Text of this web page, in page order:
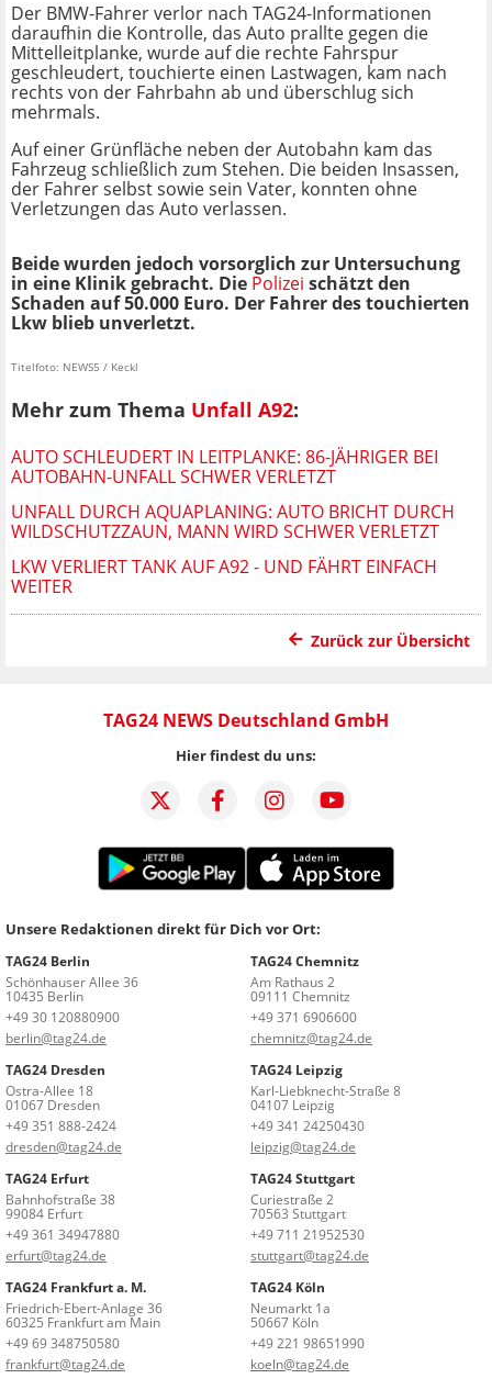
Der BMW-Fahrer verlor nach TAG24-Informationen
daraufhin die Kontrolle, das Auto prallte gegen die
Mittelleitplanke, wurde auf die rechte Fahrspur
geschleudert, touchierte einen Lastwagen, kam nach
rechts von der Fahrbahn ab und überschlug sich
mehrmals.
Auf einer Grünfläche neben der Autobahn kam das
Fahrzeug schließlich zum Stehen. Die beiden Insassen,
der Fahrer selbst sowie sein Vater, konnten ohne
Verletzungen das Auto verlassen.
Beide wurden jedoch vorsorglich zur Untersuchung
in eine Klinik gebracht. Die Polizei schätzt den
Schaden auf 50.000 Euro. Der Fahrer des touchierten
Lkw blieb unverletzt.
Titelfoto: NEWS5 / Keckl
Mehr zum Thema Unfall A92:
AUTO SCHLEUDERT IN LEITPLANKE: 86-JÄHRIGER BEI
AUTOBAHN-UNFALL SCHWER VERLETZT
UNFALL DURCH AQUAPLANING: AUTO BRICHT DURCH
WILDSCHUTZZAUN, MANN WIRD SCHWER VERLETZT
LKW VERLIERT TANK AUF A92 - UND FÄHRT EINFACH
WEITER
Zurück zur Übersicht
TAG24 NEWS Deutschland GmbH
Hier findest du uns:
Unsere Redaktionen direkt für Dich vor Ort:
TAG24 Berlin
Schönhauser Allee 36
10435 Berlin
+49 30 120880900
berlin@tag24.de
TAG24 Chemnitz
Am Rathaus 2
09111 Chemnitz
+49 371 6906600
chemnitz@tag24.de
TAG24 Dresden
Ostra-Allee 18
01067 Dresden
+49 351 888-2424
dresden@tag24.de
TAG24 Leipzig
Karl-Liebknecht-Straße 8
04107 Leipzig
+49 341 24250430
leipzig@tag24.de
TAG24 Erfurt
Bahnhofstraße 38
99084 Erfurt
+49 361 34947880
erfurt@tag24.de
TAG24 Stuttgart
Curiestraße 2
70563 Stuttgart
+49 711 21952530
stuttgart@tag24.de
TAG24 Frankfurt a. M.
Friedrich-Ebert-Anlage 36
60325 Frankfurt am Main
+49 69 348750580
frankfurt@tag24.de
TAG24 Köln
Neumarkt 1a
50667 Köln
+49 221 98651990
koeln@tag24.de